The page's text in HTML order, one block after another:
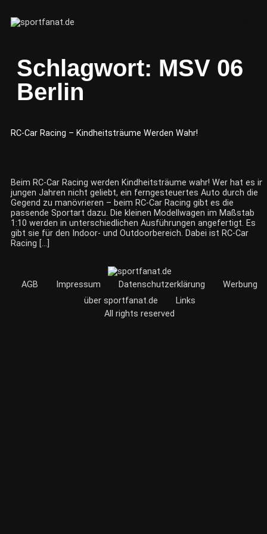
Schlagwort: MSV 06
Berlin
RC-Car Racing – Kindheitsträume Werden Wahr!
Beim RC-Car Racing werden Kindheitsträume wahr! Wer hat es in
jungen Jahren nicht geliebt, ein ferngesteuertes Auto durch die
Gegend zu manövrieren – beim RC-Car Racing gibt es die
passende Sportart dazu. Die kleinen Modellwagen im Maßstab
1:10 werden in unterschiedlichen Ausführungen angefertigt. Es
gibt sie für den Indoor- und Outdoorbereich. Dabei ist RC-Car
Racing […]
AGB Impressum Datenschutzerklärung
Werbung
über sportfanat.de
Links
All rights reserved